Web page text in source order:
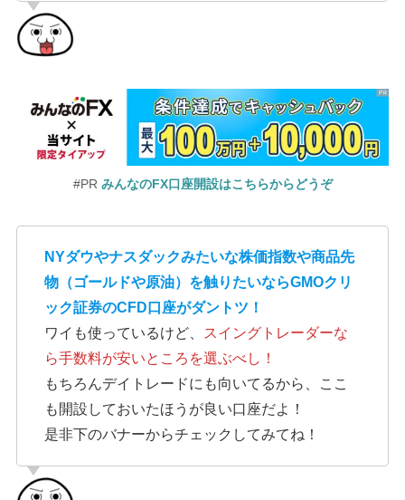
#PR みんなのFX口座開設はこちらからどうぞ
NYダウやナスダックみたいな株価指数や商品先
物（ゴールドや原油）を触りたいならGMOクリ
ック証券のCFD口座がダントツ！
ワイも使っているけど、
スイングトレーダーな
ら手数料が安いところを選ぶべし！
もちろんデイトレードにも向いてるから、ここ
も開設しておいたほうが良い口座だよ！
是非下のバナーからチェックしてみてね！